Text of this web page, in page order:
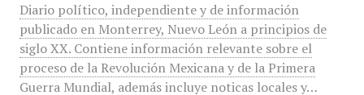
Diario político, independiente y de información
publicado en Monterrey, Nuevo León a principios de
siglo XX. Contiene información relevante sobre el
proceso de la Revolución Mexicana y de la Primera
Guerra Mundial, además incluye noticas locales y…